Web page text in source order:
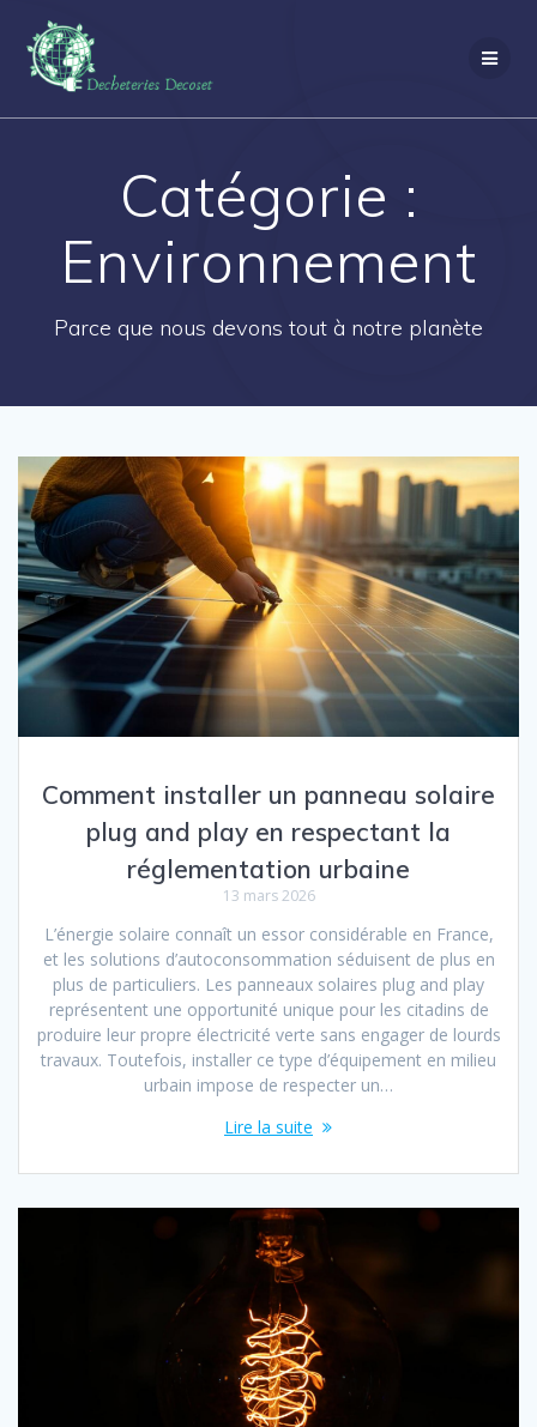
Catégorie :
Environnement
Parce que nous devons tout à notre planète
Comment installer un panneau solaire
plug and play en respectant la
réglementation urbaine
13 mars 2026
L’énergie solaire connaît un essor considérable en France,
et les solutions d’autoconsommation séduisent de plus en
plus de particuliers. Les panneaux solaires plug and play
représentent une opportunité unique pour les citadins de
produire leur propre électricité verte sans engager de lourds
travaux. Toutefois, installer ce type d’équipement en milieu
urbain impose de respecter un…
Lire la suite